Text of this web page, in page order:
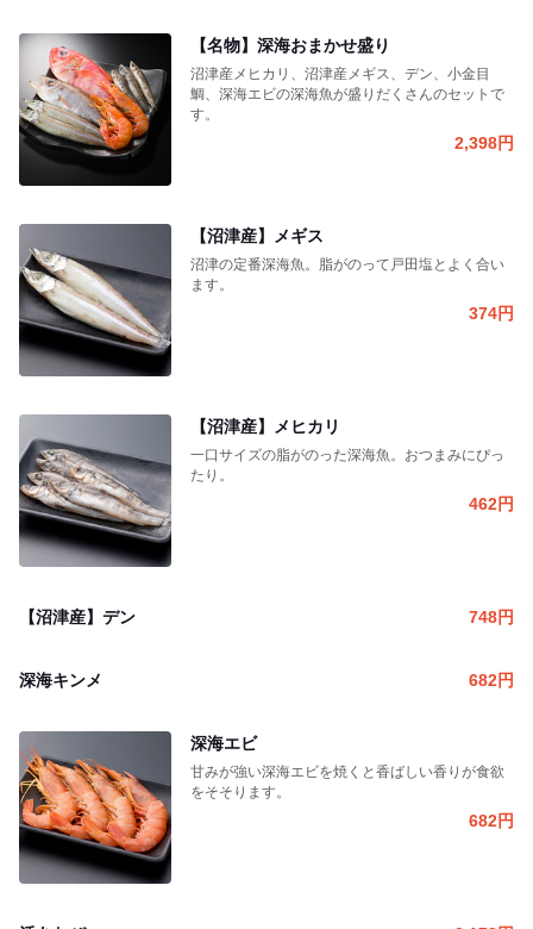
【名物】深海おまかせ盛り
沼津産メヒカリ、沼津産メギス、デン、小金目
鯛、深海エビの深海魚が盛りだくさんのセットで
す。
2,398円
【沼津産】メギス
沼津の定番深海魚。脂がのって戸田塩とよく合い
ます。
374円
【沼津産】メヒカリ
一口サイズの脂がのった深海魚。おつまみにぴっ
たり。
462円
【沼津産】デン 748円
深海キンメ 682円
深海エビ
甘みが強い深海エビを焼くと香ばしい香りが食欲
をそそります。
682円